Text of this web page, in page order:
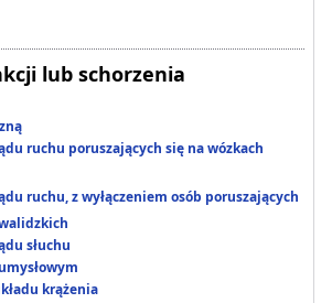
lub schorzenia
ruchu poruszających się na wózkach
ruchu, z wyłączeniem osób poruszających
słuchu
krążenia